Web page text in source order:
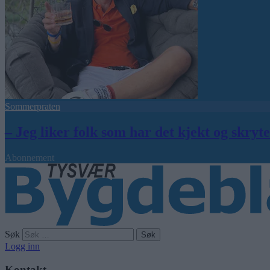
Sommerpraten
– Jeg liker folk som har det kjekt og
Abonnement
Søk
Logg inn